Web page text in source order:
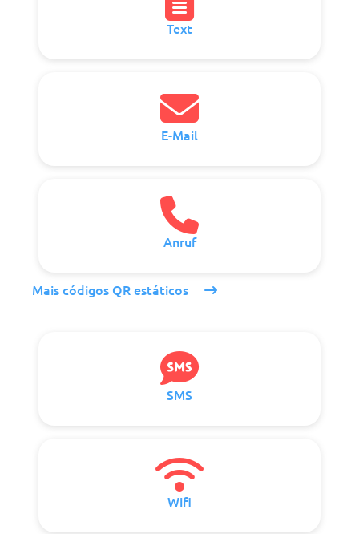
Text
E-Mail
Anruf
Mais códigos QR estáticos
SMS
Wifi